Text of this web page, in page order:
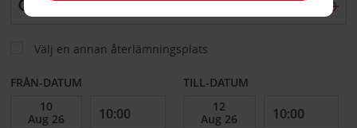
Välj en annan återlämningsplats
FRÅN-DATUM TILL-DATUM